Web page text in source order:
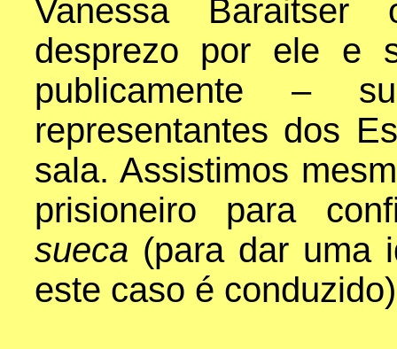
Vanessa
desprezo por ele e
publicamente –
representantes dos
sala. Assistimos
prisioneiro para
sueca (para dar uma
este caso é